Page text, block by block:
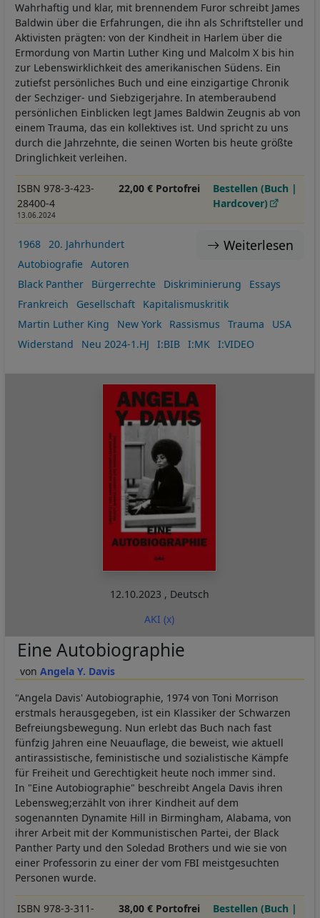
Wahrhaftig und klar, mit brennendem Furor schreibt James
Baldwin über die Erfahrungen, die ihn als Schriftsteller und
Aktivisten prägten: von der Kindheit in Harlem über die
Ermordung von Martin Luther King und Malcolm X bis hin
zur Lebenswirklichkeit des amerikanischen Südens. Ein
zutiefst persönliches Buch und eine einzigartige Chronik
der Sechziger- und Siebzigerjahre. In atemberaubend
persönlichen Einblicken legt James Baldwin Zeugnis ab von
einem Trauma, das ein kollektives ist. Und spricht zu uns
durch die Jahrzehnte, die seinen Worten bis heute größte
Dringlichkeit verleihen.
ISBN 978-3-423-
28400-4
13.06.2024
22,00 € Portofrei
Bestellen (Buch |
Hardcover)
Weiterlesen
1968
20. Jahrhundert
Autobiografie
Autoren
Black Panther
Bürgerrechte Diskriminierung
Essays
Frankreich
Gesellschaft
Kapitalismuskritik
Martin Luther King
New York Rassismus Trauma
USA
Widerstand
Neu 2024-1.HJ I:BIB I:MK I:VIDEO
12.10.2023 , Deutsch
AKI (x)
Angela Y. Davis
Eine Autobiographie
"Angela Davis' Autobiographie, 1974 von Toni Morrison
erstmals herausgegeben, ist ein Klassiker der Schwarzen
Befreiungsbewegung. Nun erlebt das Buch nach fast
fünfzig Jahren eine Neuauflage, die beweist, wie aktuell
antirassistische, feministische und sozialistische Kämpfe
für Freiheit und Gerechtigkeit heute noch immer sind.
In "Eine Autobiographie" beschreibt Angela Davis ihren
Lebensweg;erzählt von ihrer Kindheit auf dem
sogenannten Dynamite Hill in Birmingham, Alabama, von
ihrer Arbeit mit der Kommunistischen Partei, der Black
Panther Party und den Soledad Brothers und wie sie von
einer Professorin zu einer der vom FBI meistgesuchten
Personen wurde.
ISBN 978-3-311-
38,00 € Portofrei
Bestellen (Buch |